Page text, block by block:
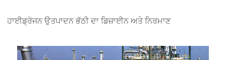
ਹਾਈਡ੍ਰੋਜਨ ਉਤਪਾਦਨ ਭੱਠੀ ਦਾ ਡਿਜ਼ਾਈਨ ਅਤੇ ਨਿਰਮਾਣ